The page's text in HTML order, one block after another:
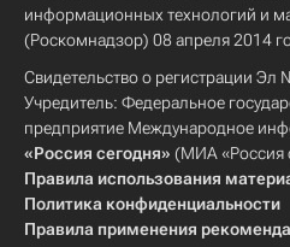
информационных технологий и
(Роскомнадзор) 08 апреля 2014
Свидетельство о регистрации
Учредитель: Федеральное
предприятие Международное
«Россия сегодня» (МИА «Россия
Правила использования
Политика конфиденциальности
Правила применения